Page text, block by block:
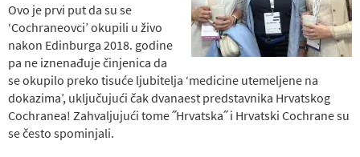
Ovo je prvi put da su se
‘Cochraneovci’ okupili u živo
nakon Edinburga 2018. godine
pa ne iznenađuje činjenica da
se okupilo preko tisuće ljubitelja ‘medicine utemeljene na
dokazima’, uključujući čak dvanaest predstavnika Hrvatskog
Cochranea! Zahvaljujući tome ˝Hrvatska˝ i Hrvatski Cochrane su
se često spominjali.